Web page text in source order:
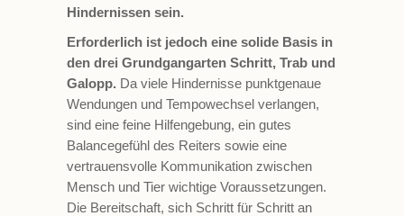
Hindernissen sein.
Erforderlich ist jedoch eine solide Basis in
den drei Grundgangarten Schritt, Trab und
Galopp. Da viele Hindernisse punktgenaue
Wendungen und Tempowechsel verlangen,
sind eine feine Hilfengebung, ein gutes
Balancegefühl des Reiters sowie eine
vertrauensvolle Kommunikation zwischen
Mensch und Tier wichtige Voraussetzungen.
Die Bereitschaft, sich Schritt für Schritt an